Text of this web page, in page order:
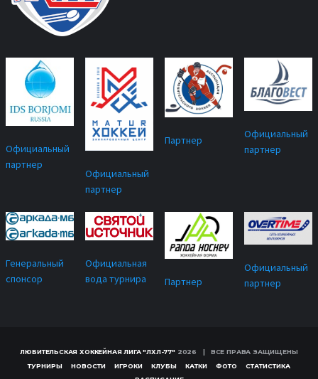
Официальный
партнер
Официальный
партнер
Партнер
Официальный
партнер
Генеральный
спонсор
Официальная
вода турнира
Партнер
Официальный
партнер
ЛЮБИТЕЛЬСКАЯ ХОККЕЙНАЯ ЛИГА "ЛХЛ-77"2026 | ВСЕ ПРАВА ЗАЩИЩЕНЫ
ТУРНИРЫ
НОВОСТИ ИГРОКИ КЛУБЫ КАТКИ ФОТО
СТАТИСТИКА